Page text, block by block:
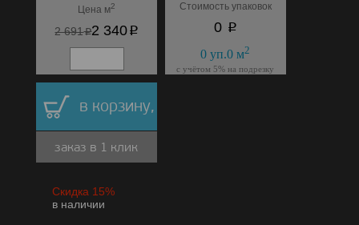
Цена м2
2 691p2 340p
Стоимость упаковок
0 p
0 уп.0 м2
с учётом 5% на подрезку
в корзину,
заказ в 1 клик
Скидка 15%
в наличии